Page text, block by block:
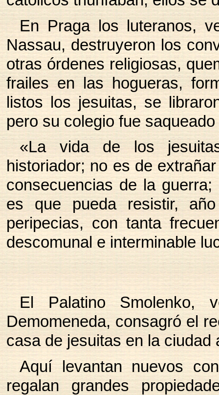
En Praga los luteranos,
Nassau, destruyeron los
otras órdenes religiosas,
frailes en las hogueras,
listos los jesuitas, se
pero su colegio fue
«La vida de los
historiador; no es de
consecuencias de la
es que pueda resistir,
peripecias, con tanta
descomunal e interminable
El Palatino Smolenko,
Demomeneda, consagró el
casa de jesuitas en la ciudad
Aquí levantan nuevos
regalan grandes